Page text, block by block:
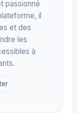
passionné
il
et des
les
à